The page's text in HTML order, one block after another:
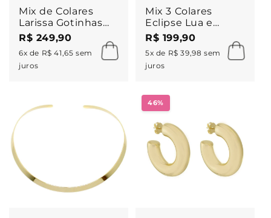
Mix de Colares
Larissa Gotinhas
Zircônia Acqua
Folheado a Ouro
18k
R$ 249,90
6x de R$ 41,65 sem
juros
Mix 3 Colares
Eclipse Lua e
Estrelas Folheado
a Ouro 18k Piuka
R$ 199,90
5x de R$ 39,98 sem
juros
46%